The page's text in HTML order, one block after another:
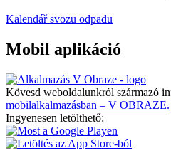
Kalendář svozu odpadu
Mobil aplikáció
Kövesd weboldalunkról származó
mobilalkalmazásban – V OBRAZE.
Ingyenesen letölthető: